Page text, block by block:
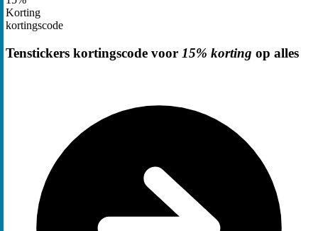
Korting
kortingscode
Tenstickers kortingscode voor 15% korting op alles